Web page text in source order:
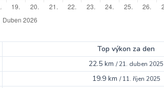
Top výkon za den
22.5 km /21. duben 2025
19.9 km /11. říjen 2025